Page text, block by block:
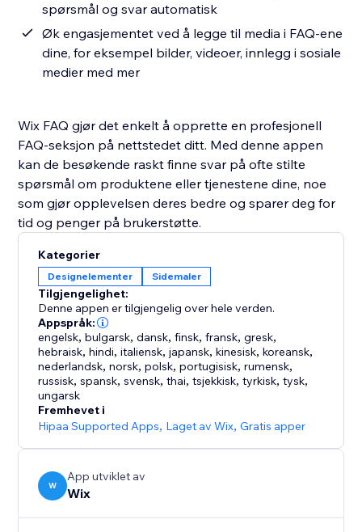
spørsmål og svar automatisk
Øk engasjementet ved å legge til media i FAQ-ene
dine, for eksempel bilder, videoer, innlegg i sosiale
medier med mer
Wix FAQ gjør det enkelt å opprette en profesjonell
FAQ-seksjon på nettstedet ditt. Med denne appen
kan de besøkende raskt finne svar på ofte stilte
spørsmål om produktene eller tjenestene dine, noe
som gjør opplevelsen deres bedre og sparer deg for
tid og penger på brukerstøtte.
Kategorier
Designelementer Sidemaler
Tilgjengelighet:
Denne appen er tilgjengelig over hele verden.
Appspråk:
engelsk,bulgarsk,dansk,finsk,fransk,gresk,
hebraisk,hindi,italiensk,japansk,kinesisk,koreansk,
nederlandsk,norsk,polsk,portugisisk,rumensk,
russisk,spansk,svensk,thai,tsjekkisk,tyrkisk,tysk,
ungarsk
Fremhevet i
Hipaa Supported Apps, Laget av Wix,Gratis apper
W
App utviklet av
Wix